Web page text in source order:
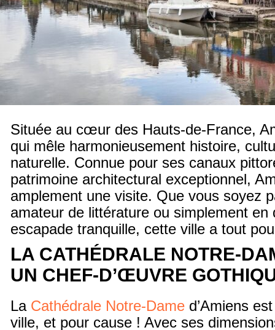
Située au cœur des Hauts-de-France,
qui mêle harmonieusement histoire,
naturelle. Connue pour ses canaux
patrimoine architectural exceptionnel,
amplement une visite. Que vous soyez
amateur de littérature ou simplement en
escapade tranquille, cette ville a tout
LA CATHÉDRALE NOTRE-
UN CHEF-D’ŒUVRE
La Cathédrale Notre-Dame d’Amiens
ville, et pour cause ! Avec ses